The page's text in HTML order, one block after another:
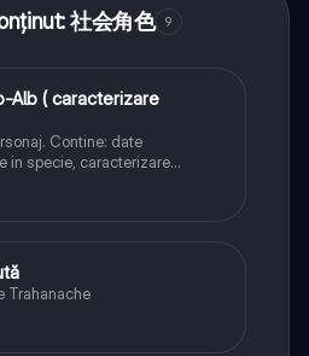
社会角色 9
Alb ( caracterizare
Contine: date
in specie, caracterizare
moral, psihologic), + RELATIA
2 trasaturi .
Trahanache